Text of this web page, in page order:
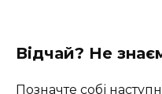
Відчай? Не
Позначте собі